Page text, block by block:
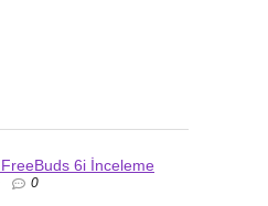
6i İnceleme
0